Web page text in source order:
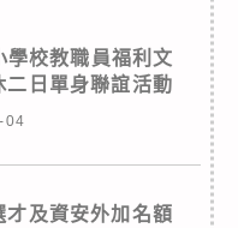
學校教職員福利文
日單身聯誼活動
04
及資安外加名額